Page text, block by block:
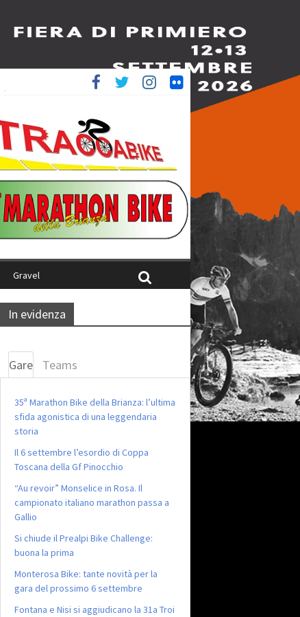
Gravel
In evidenza
Gare Teams
35ª Marathon Bike della Brianza: l’ultima
sfida agonistica di una leggendaria
storia
Il 6 settembre l’esordio di Coppa
Toscana della Gf Pinocchio
“Au revoir” Monselice in Rosa. Il
campionato italiano marathon passa a
Gallio
Si chiude il Prealpi Bike Challenge:
buona la prima
Monterosa Bike: tante novità per la
gara del prossimo 6 settembre
Fontana e Nisi si aggiudicano la 31a Troi